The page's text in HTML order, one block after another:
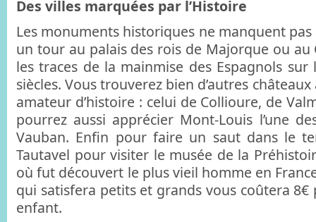
Des villes marquées par l’Histoire
Les monuments historiques ne manquent
un tour au palais des rois de Majorque ou
les traces de la mainmise des Espagnols
siècles. Vous trouverez bien d’autres
amateur d’histoire : celui de Collioure, de
pourrez aussi apprécier Mont-Louis l’une
Vauban. Enfin pour faire un saut dans le
Tautavel pour visiter le musée de la
où fut découvert le plus vieil homme en
qui satisfera petits et grands vous coûtera
enfant.